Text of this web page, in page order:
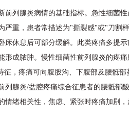
前列腺炎病情的基础指标。急性细菌
严重，患者常描述为"撕裂感"或"刀割
休息后可部分缓解。此类疼痛多提
形成脓肿。慢性细菌性前列腺炎的疼
，疼痛可向腹股沟、下腹部及腰骶
列腺炎/盆腔疼痛综合征患者的腰骶部
情绪相关性，焦虑、紧张时疼痛加剧